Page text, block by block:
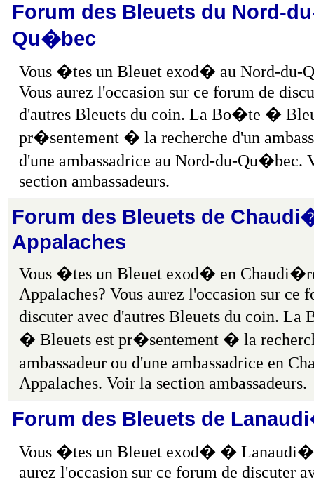
Forum des Bleuets du Nord-
Qu�bec
Vous �tes un Bleuet exod� au Nord-du-
Vous aurez l'occasion sur ce forum de
d'autres Bleuets du coin. La Bo�te �
pr�sentement � la recherche d'un
d'une ambassadrice au Nord-du-Qu�bec.
section ambassadeurs.
Forum des Bleuets de
Appalaches
Vous �tes un Bleuet exod� en
Appalaches? Vous aurez l'occasion sur ce
discuter avec d'autres Bleuets du coin. La
� Bleuets est pr�sentement � la
ambassadeur ou d'une ambassadrice en
Appalaches. Voir la section ambassadeurs.
Forum des Bleuets de
Vous �tes un Bleuet exod� �
aurez l'occasion sur ce forum de discuter